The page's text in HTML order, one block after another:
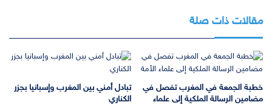
مقالات ذات صلة
خطبة الجمعة في المغرب تفصل في
مضامين الرسالة الملكية إلى علماء
تبادل أمني بين المغرب وإسبانيا بجزر
الكناري